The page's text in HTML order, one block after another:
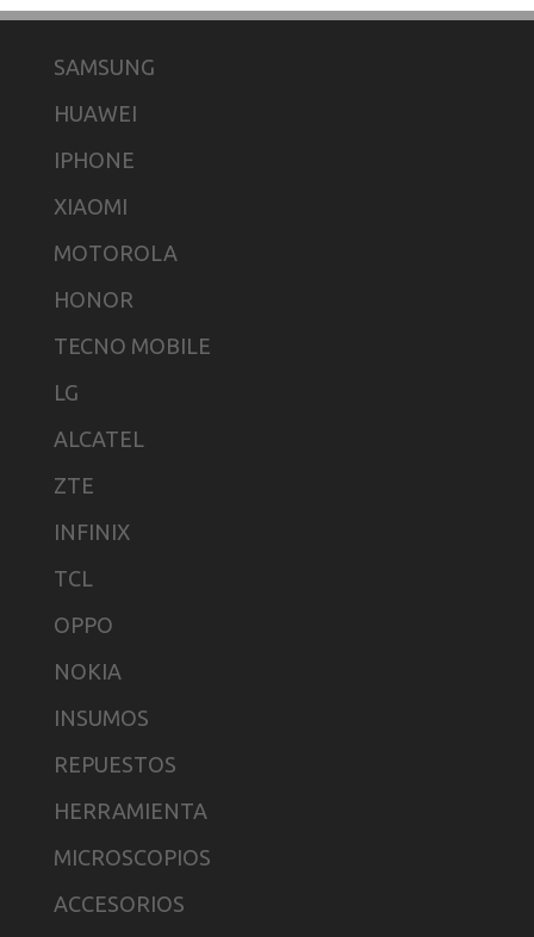
SAMSUNG
HUAWEI
IPHONE
XIAOMI
MOTOROLA
HONOR
TECNO MOBILE
LG
ALCATEL
ZTE
INFINIX
TCL
OPPO
NOKIA
INSUMOS
REPUESTOS
HERRAMIENTA
MICROSCOPIOS
ACCESORIOS